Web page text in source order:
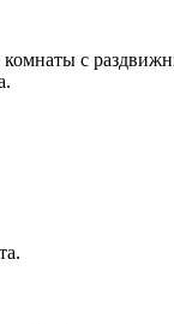
комнаты с